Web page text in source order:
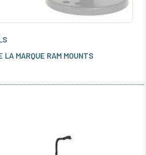
LA MARQUE RAM MOUNTS